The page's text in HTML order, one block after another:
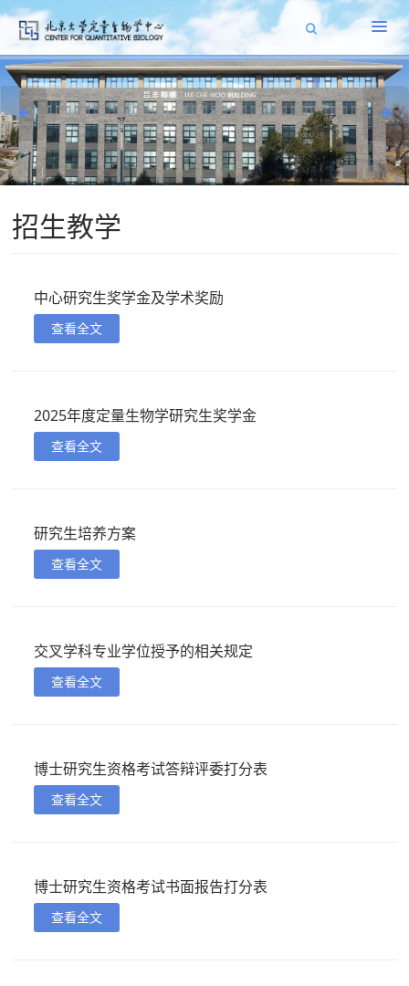
招生教学
中心研究生奖学金及学术奖励
查看全文
2025年度定量生物学研究生奖学金
查看全文
研究生培养方案
查看全文
交叉学科专业学位授予的相关规定
查看全文
博士研究生资格考试答辩评委打分表
查看全文
博士研究生资格考试书面报告打分表
查看全文